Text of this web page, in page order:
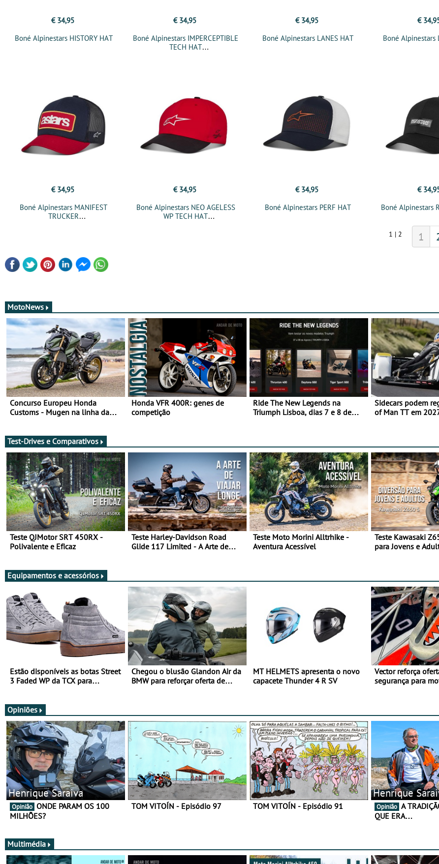
€ 34,95
Boné Alpinestars HISTORY HAT
€ 34,95
Boné Alpinestars IMPERCEPTIBLE
TECH HAT
€ 34,95
Boné Alpinestars LANES HAT
€
Boné Alpinestars
€ 34,95
Boné Alpinestars MANIFEST
TRUCKER
€ 34,95
Boné Alpinestars NEO AGELESS
WP TECH HAT
€ 34,95
Boné Alpinestars PERF HAT
€
Boné Alpinestars
1 | 2 1
MotoNews
Concurso Europeu Honda
Customs - Mugen na linha da
Honda VFR 400R: genes de
competição
Ride The New Legends na
Triumph Lisboa, dias 7 e 8 de
Sidecars podem
of Man TT em
Test-Drives e Comparativos
Teste QJMotor SRT 450RX -
Polivalente e Eficaz
Teste Harley-Davidson Road
Glide 117 Limited - A Arte de
Teste Moto Morini Alltrhike -
Aventura Acessível
Teste Kawasaki
para Jovens e
Equipamentos e acessórios
Estão disponíveis as botas Street
3 Faded WP da TCX para
Chegou o blusão Glandon Air da
BMW para reforçar oferta de
MT HELMETS apresenta o novo
capacete Thunder 4 R SV
Vector reforça
segurança para
Opiniões
Henrique Saraiva
Opinião
MILHÕES?
TOM VITOÍN - Episódio 97 TOM VITOÍN - Episódio 91
Henrique
Opinião
QUE ERA…
Multimédia